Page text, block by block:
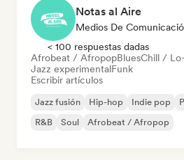
Notas al Aire
Medios De
< 100 respuestas dadas
Afrobeat / AfropopBluesChill /
Jazz experimentalFunk
Escribir artículos
Jazz fusión Hip-hop Indie pop
R&B
Soul Afrobeat / Afropop